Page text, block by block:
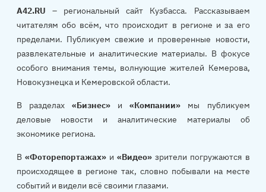
A42.RU – региональный сайт Кузбасса. Рассказываем
читателям обо всём, что происходит в регионе и за его
пределами. Публикуем свежие и проверенные новости,
развлекательные и аналитические материалы. В фокусе
особого внимания темы, волнующие жителей Кемерова,
Новокузнецка и Кемеровской области.
В разделах «Бизнес»и«Компании» мы публикуем
деловые новости и аналитические материалы об
экономике региона.
В «Фоторепортажах»и«Видео» зрители погружаются в
происходящее в регионе так, словно побывали на месте
событий и видели всё своими глазами.